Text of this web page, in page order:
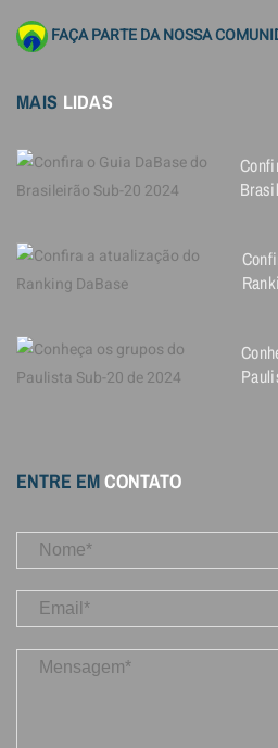
FAÇA PARTE DA NOSSA
MAIS LIDAS
ENTRE EMCONTATO